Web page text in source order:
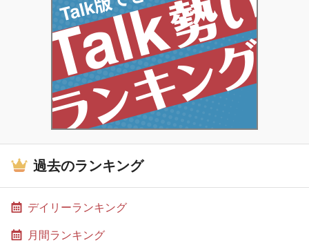
過去のランキング
デイリーランキング
月間ランキング